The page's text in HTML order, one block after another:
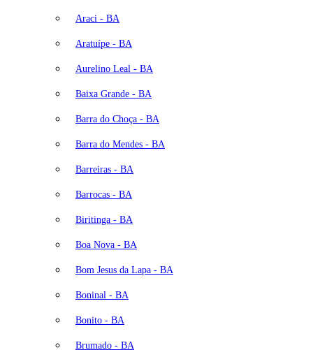
Araci - BA
Aratuípe - BA
Aurelino Leal - BA
Baixa Grande - BA
Barra do Choça - BA
Barra do Mendes - BA
Barreiras - BA
Barrocas - BA
Biritinga - BA
Boa Nova - BA
Bom Jesus da Lapa - BA
Boninal - BA
Bonito - BA
Brumado - BA